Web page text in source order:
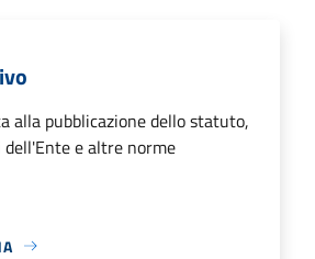
alla pubblicazione dello statuto,
e altre norme